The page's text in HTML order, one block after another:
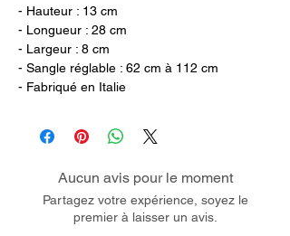
- Hauteur : 13 cm
- Longueur : 28 cm
- Largeur : 8 cm
- Sangle réglable : 62 cm à 112 cm
- Fabriqué en Italie
Aucun avis pour le moment
Partagez votre expérience, soyez le
premier à laisser un avis.